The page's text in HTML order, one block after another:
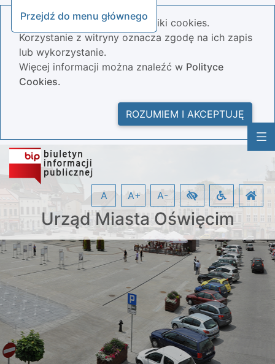
Przejdź do menu głównego
Nasza strona wykorzystuje pliki cookies.
Korzystanie z witryny oznacza zgodę na ich zapis
lub wykorzystanie.
Więcej informacji można znaleźć w Polityce
Cookies.
ROZUMIEM I AKCEPTUJĘ
Urząd Miasta Oświęcim
A A+ A-